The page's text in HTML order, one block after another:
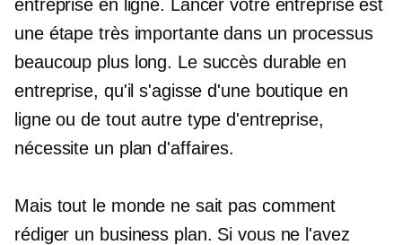
entreprise en ligne. Lancer votre entreprise est
une étape très importante dans un processus
beaucoup plus long. Le succès durable en
entreprise, qu'il s'agisse d'une boutique en
ligne ou de tout autre type d'entreprise,
nécessite un plan d'affaires.
Mais tout le monde ne sait pas comment
rédiger un business plan. Si vous ne l'avez